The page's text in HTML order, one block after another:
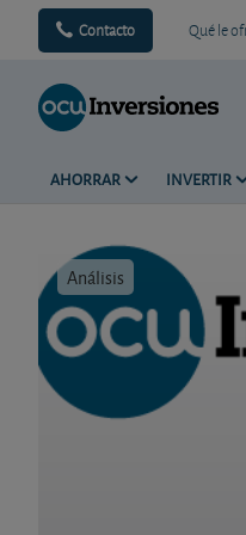
Contacto Qué le
AHORRAR INVERTIR
Análisis